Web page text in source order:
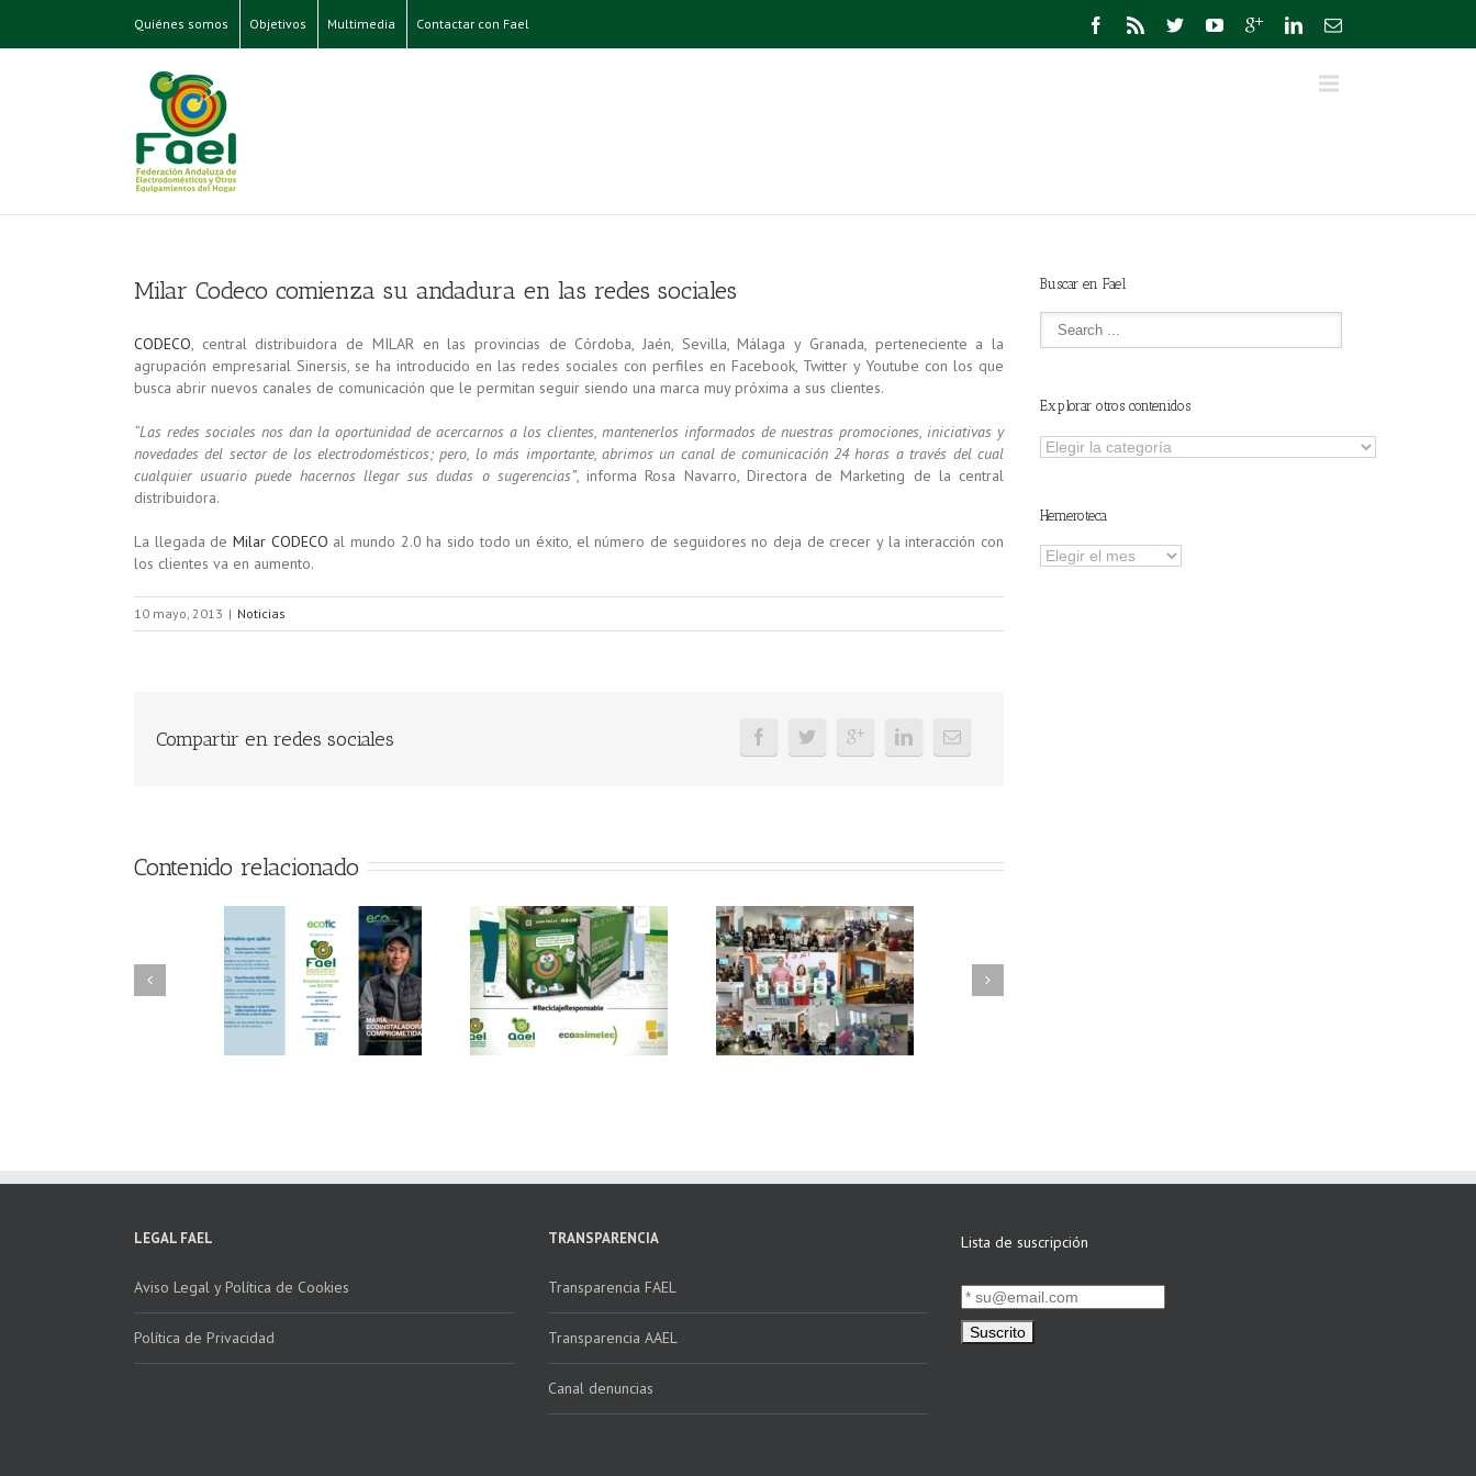
Quiénes somos Objetivos Multimedia Contactar con Fael
Milar Codeco comienza su andadura en las redes sociales
CODECO, central distribuidora de MILAR en las provincias de Córdoba, Jaén, Sevilla, Málaga y Granada, perteneciente a la
agrupación empresarial Sinersis, se ha introducido en las redes sociales con perfiles en Facebook, Twitter y Youtube con los que
busca abrir nuevos canales de comunicación que le permitan seguir siendo una marca muy próxima a sus clientes.
“Las redes sociales nos dan la oportunidad de acercarnos a los clientes, mantenerlos informados de nuestras promociones, iniciativas y
novedades del sector de los electrodomésticos; pero, lo más importante, abrimos un canal de comunicación 24 horas a través del cual
cualquier usuario puede hacernos llegar sus dudas o sugerencias”, informa Rosa Navarro, Directora de Marketing de la central
distribuidora.
La llegada de Milar CODECO al mundo 2.0 ha sido todo un éxito, el número de seguidores no deja de crecer y la interacción con
los clientes va en aumento.
10 mayo, 2013 | Noticias
Compartir en redes sociales
Contenido relacionado
FAEL/AAEL y
FAEL, Ecoasimelec y
Parque Joyero
Córdoba, colaboran
FAEL, junto con
Ecoasimelec, visitan
16 centros
Verde”
Ya disponible el
vídeo Webinar
«Facturación
Buscar en Fael
Explorar otros contenidos
Explorar
Hemeroteca
Hemeroteca
LEGAL FAEL
Aviso Legal y Política de Cookies
Política de Privacidad
TRANSPARENCIA
Transparencia FAEL
Transparencia AAEL
Canal denuncias
Lista de suscripción